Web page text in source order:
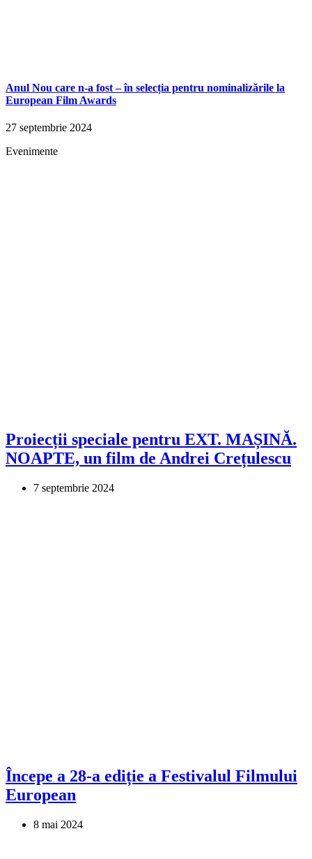
Anul Nou care n-a fost – în selecția pentru nominalizările la
European Film Awards
27 septembrie 2024
Evenimente
Proiecții speciale pentru EXT. MAȘINĂ.
NOAPTE, un film de Andrei Crețulescu
7 septembrie 2024
Începe a 28-a ediție a Festivalul Filmului
European
8 mai 2024